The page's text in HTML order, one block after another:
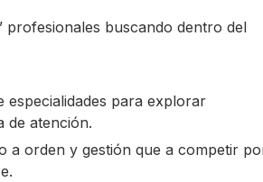
profesionales buscando dentro del
especialidades para explorar
de atención.
a orden y gestión que a competir